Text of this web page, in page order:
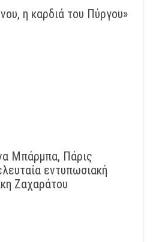
η καρδιά του Πύργου»
Μπάρμπα, Πάρις
εντυπωσιακή
Ζαχαράτου